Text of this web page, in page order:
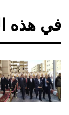
في هذه